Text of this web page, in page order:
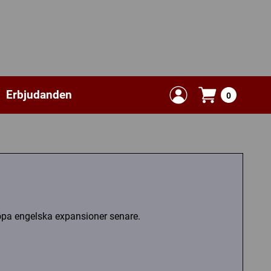
Erbjudanden 0
engelska expansioner senare.